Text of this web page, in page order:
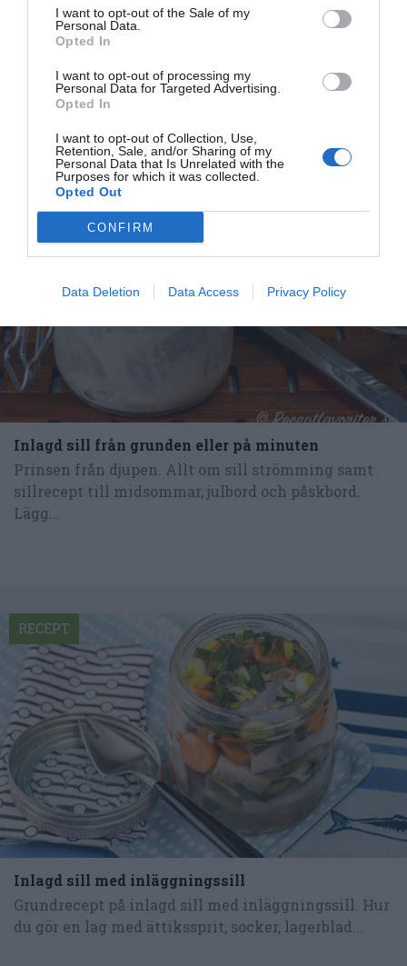
I want to opt-out of the Sale of my
Personal Data.
Opted In
I want to opt-out of processing my
Personal Data for Targeted Advertising.
Opted In
I want to opt-out of Collection, Use,
Retention, Sale, and/or Sharing of my
Personal Data that Is Unrelated with the
Purposes for which it was collected.
Opted Out
CONFIRM
Data Deletion Data Access Privacy Policy
har jag provlagat, skrivit och fotat så att du ska
kunna laga dem med bästa resultat hemma. Läs mer
Tillbehör och liknande:
Inlagd sill från grunden eller på minuten
Prinsen från djupen. Allt om sill strömming samt
sillrecept till midsommar, julbord och påskbord.
Lägg...
Inlagd sill med inläggningssill
Grundrecept på inlagd sill med inläggningssill. Hur
du gör en lag med ättikssprit, socker, lagerblad...
RECEPT